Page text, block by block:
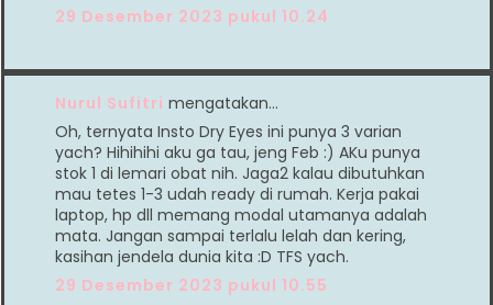
29 Desember 2023 pukul 10.24
Nurul Sufitri mengatakan…
Oh, ternyata Insto Dry Eyes ini punya 3 varian
yach? Hihihihi aku ga tau, jeng Feb :) AKu punya
stok 1 di lemari obat nih. Jaga2 kalau dibutuhkan
mau tetes 1-3 udah ready di rumah. Kerja pakai
laptop, hp dll memang modal utamanya adalah
mata. Jangan sampai terlalu lelah dan kering,
kasihan jendela dunia kita :D TFS yach.
29 Desember 2023 pukul 10.55